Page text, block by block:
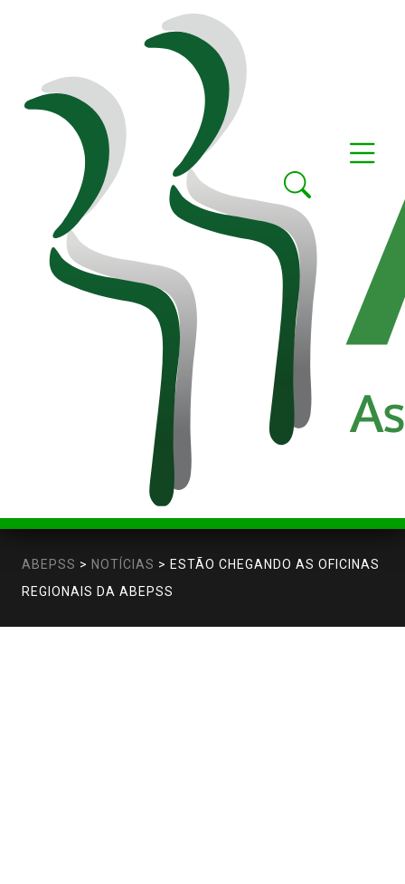
ABEPSS > NOTÍCIAS > ESTÃO CHEGANDO AS OFICINAS
REGIONAIS DA ABEPSS